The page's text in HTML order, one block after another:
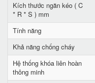
Kích thước ngăn kéo ( C
* R * S ) mm
Tính năng
Khả năng chống cháy
Hệ thống khóa liên hoàn
thông minh